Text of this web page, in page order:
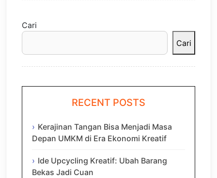
Cari
Cari
RECENT POSTS
Kerajinan Tangan Bisa Menjadi Masa
Depan UMKM di Era Ekonomi Kreatif
Ide Upcycling Kreatif: Ubah Barang
Bekas Jadi Cuan